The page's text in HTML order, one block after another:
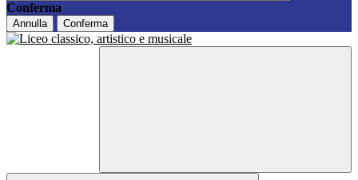
Conferma
Annulla Conferma